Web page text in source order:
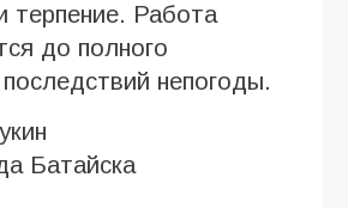
терпение. Работа
до полного
непогоды.
Батайска